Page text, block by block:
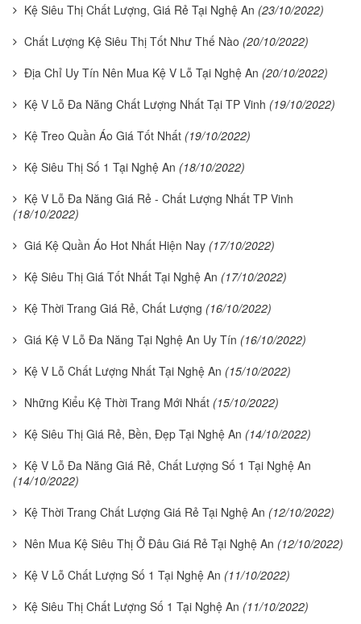
Kệ Siêu Thị Chất Lượng, Giá Rẻ Tại Nghệ An (23/10/2022)
Chất Lượng Kệ Siêu Thị Tốt Như Thế Nào (20/10/2022)
Địa Chỉ Uy Tín Nên Mua Kệ V Lỗ Tại Nghệ An (20/10/2022)
Kệ V Lỗ Đa Năng Chất Lượng Nhất Tại TP Vinh (19/10/2022)
Kệ Treo Quần Áo Giá Tốt Nhất (19/10/2022)
Kệ Siêu Thị Số 1 Tại Nghệ An (18/10/2022)
Kệ V Lỗ Đa Năng Giá Rẻ - Chất Lượng Nhất TP Vinh
(18/10/2022)
Giá Kệ Quần Áo Hot Nhất Hiện Nay (17/10/2022)
Kệ Siêu Thị Giá Tốt Nhất Tại Nghệ An (17/10/2022)
Kệ Thời Trang Giá Rẻ, Chất Lượng (16/10/2022)
Giá Kệ V Lỗ Đa Năng Tại Nghệ An Uy Tín (16/10/2022)
Kệ V Lỗ Chất Lượng Nhất Tại Nghệ An (15/10/2022)
Những Kiểu Kệ Thời Trang Mới Nhất (15/10/2022)
Kệ Siêu Thị Giá Rẻ, Bền, Đẹp Tại Nghệ An (14/10/2022)
Kệ V Lỗ Đa Năng Giá Rẻ, Chất Lượng Số 1 Tại Nghệ An
(14/10/2022)
Kệ Thời Trang Chất Lượng Giá Rẻ Tại Nghệ An (12/10/2022)
Nên Mua Kệ Siêu Thị Ở Đâu Giá Rẻ Tại Nghệ An (12/10/2022)
Kệ V Lỗ Chất Lượng Số 1 Tại Nghệ An (11/10/2022)
Kệ Siêu Thị Chất Lượng Số 1 Tại Nghệ An (11/10/2022)